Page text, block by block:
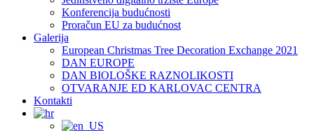
Konferencija budućnosti
Proračun EU za budućnost
Galerija
European Christmas Tree Decoration Exchange 2021
DAN EUROPE
DAN BIOLOŠKE RAZNOLIKOSTI
OTVARANJE ED KARLOVAC CENTRA
Kontakti